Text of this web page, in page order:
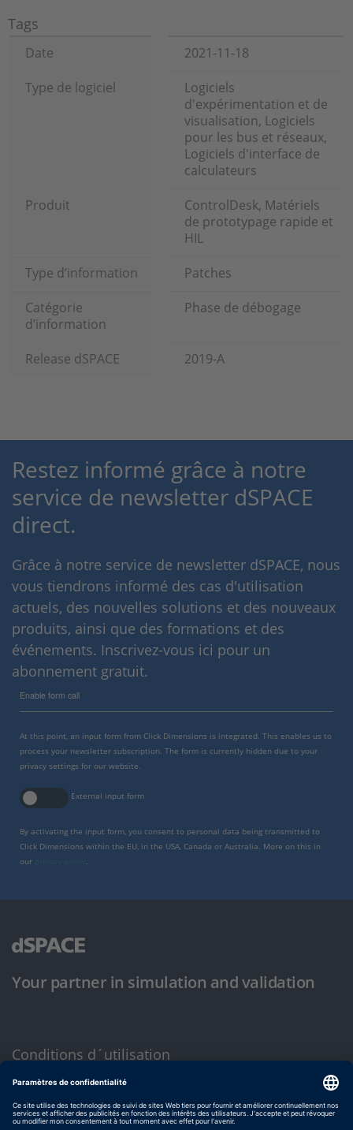
Tags
Date
2021-11-18
Type de logiciel
Logiciels
d'expérimentation et de
visualisation, Logiciels
pour les bus et réseaux,
Logiciels d'interface de
calculateurs
Produit
ControlDesk, Matériels
de prototypage rapide et
HIL
Type d’information
Patches
Catégorie
d’information
Phase de débogage
Release dSPACE 2019-A
Restez informé grâce à notre
service de newsletter dSPACE
direct.
Grâce à notre service de newsletter dSPACE, nous
vous tiendrons informé des cas d'utilisation
actuels, des nouvelles solutions et des nouveaux
produits, ainsi que des formations et des
événements. Inscrivez-vous ici pour un
abonnement gratuit.
Enable form call
At this point, an input form from Click Dimensions is integrated. This enables us to
process your newsletter subscription. The form is currently hidden due to your
privacy settings for our website.
External input form
By activating the input form, you consent to personal data being transmitted to
Click Dimensions within the EU, in the USA, Canada or Australia. More on this in
our
Your partner in simulation and validation
Conditions d´utilisation
Politique de confidentialité
Mentions légales et conditions générales